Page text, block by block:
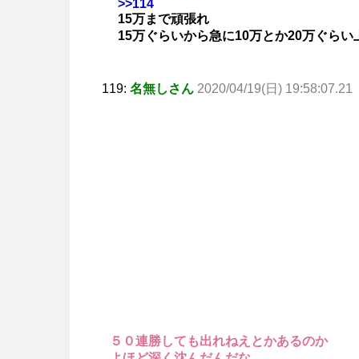
>>114
15万まで頑張れ
15万ぐらいから急に10万とか20万ぐらい
119: 名無しさん 2020/04/19(日) 19:58:07.21
５０連勝しても出れねえとかあるのか